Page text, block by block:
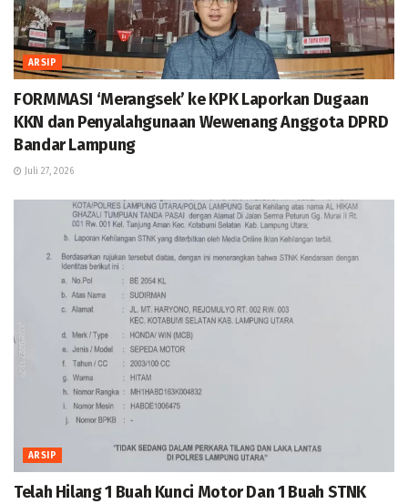
ARSIP
FORMMASI ‘Merangsek’ ke KPK Laporkan Dugaan
KKN dan Penyalahgunaan Wewenang Anggota DPRD
Bandar Lampung
Juli 27, 2026
ARSIP
Telah Hilang 1 Buah Kunci Motor Dan 1 Buah STNK